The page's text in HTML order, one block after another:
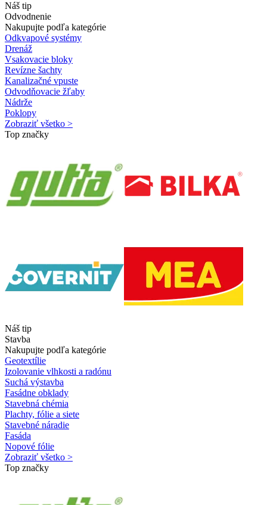
Náš tip
Odvodnenie
Nakupujte podľa kategórie
Odkvapové systémy
Drenáž
Vsakovacie bloky
Revízne šachty
Kanalizačné vpuste
Odvodňovacie žľaby
Nádrže
Poklopy
Zobraziť všetko >
Top značky
Náš tip
Stavba
Nakupujte podľa kategórie
Geotextílie
Izolovanie vlhkosti a radónu
Suchá výstavba
Fasádne obklady
Stavebná chémia
Plachty, fólie a siete
Stavebné náradie
Fasáda
Nopové fólie
Zobraziť všetko >
Top značky